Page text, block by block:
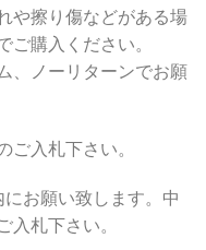
や擦り傷などがある場
購入ください。
、ノーリターンでお願
ご入札下さい。
お願い致します。中
札下さい。